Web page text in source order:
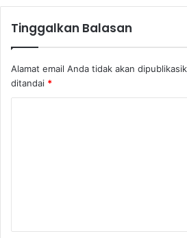
Tinggalkan Balasan
Alamat email Anda tidak akan
ditandai *